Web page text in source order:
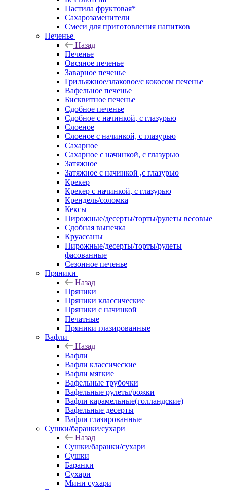
Пастила фруктовая*
Сахарозаменители
Смеси для приготовления напитков
Печенье
Назад
Печенье
Овсяное печенье
Заварное печенье
Грильяжное/злаковое/с кокосом печенье
Вафельное печенье
Бисквитное печенье
Сдобное печенье
Сдобное с начинкой, с глазурью
Слоеное
Слоеное с начинкой, с глазурью
Сахарное
Сахарное с начинкой, с глазурью
Затяжное
Затяжное с начинкой ,с глазурью
Крекер
Крекер с начинкой, с глазурью
Крендель/соломка
Кексы
Пирожные/десерты/торты/рулеты весовые
Сдобная выпечка
Круассаны
Пирожные/десерты/торты/рулеты
фасованные
Сезонное печенье
Пряники
Назад
Пряники
Пряники классические
Пряники с начинкой
Печатные
Пряники глазированные
Вафли
Назад
Вафли
Вафли классические
Вафли мягкие
Вафельные трубочки
Вафельные рулеты/рожки
Вафли карамельные(голландские)
Вафельные десерты
Вафли глазированные
Сушки/баранки/сухари
Назад
Сушки/баранки/сухари
Сушки
Баранки
Сухари
Мини сухари